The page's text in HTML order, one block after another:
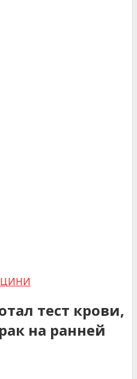
тест крови,
на ранней